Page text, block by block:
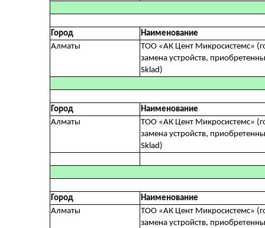
Город
Наименование
Алматы
ТОО «АК Цент Микросистемc»
замена устройств,
Sklad)
Город
Наименование
Алматы
ТОО «АК Цент Микросистемc»
замена устройств,
Sklad)
Город
Наименование
Алматы
ТОО «АК Цент Микросистемc»
замена устройств,